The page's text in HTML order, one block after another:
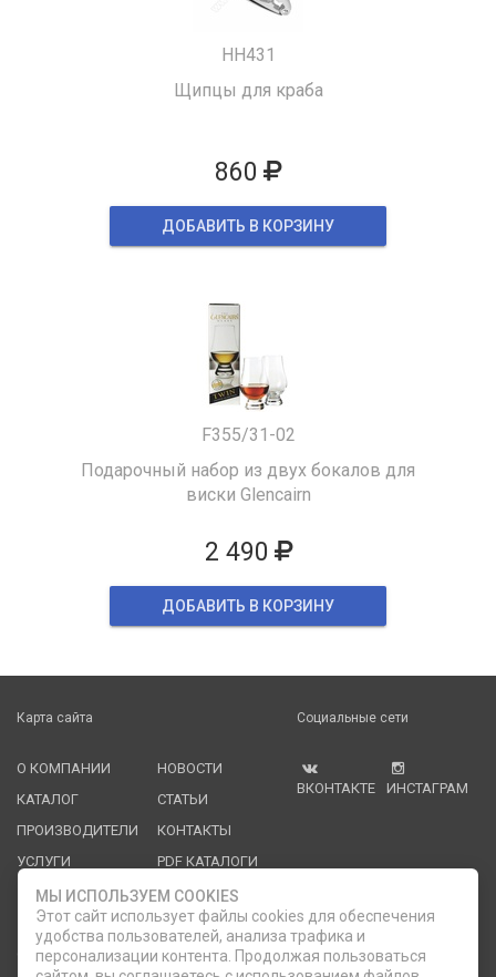
HH431
Щипцы для краба
860
ДОБАВИТЬ В КОРЗИНУ
F355/31-02
Подарочный набор из двух бокалов для
виски Glencairn
2 490
ДОБАВИТЬ В КОРЗИНУ
Карта сайта
О КОМПАНИИ
КАТАЛОГ
ПРОИЗВОДИТЕЛИ
УСЛУГИ
НОВОСТИ
СТАТЬИ
КОНТАКТЫ
PDF КАТАЛОГИ
ОПЛАТА И
ДОСТАВКА
Социальные сети
ВКОНТАКТЕ ИНСТАГРАМ
Служба клиентской поддержки
МЫ ИСПОЛЬЗУЕМ COOKIES
Этот сайт использует файлы cookies для обеспечения
удобства пользователей, анализа трафика и
персонализации контента. Продолжая пользоваться